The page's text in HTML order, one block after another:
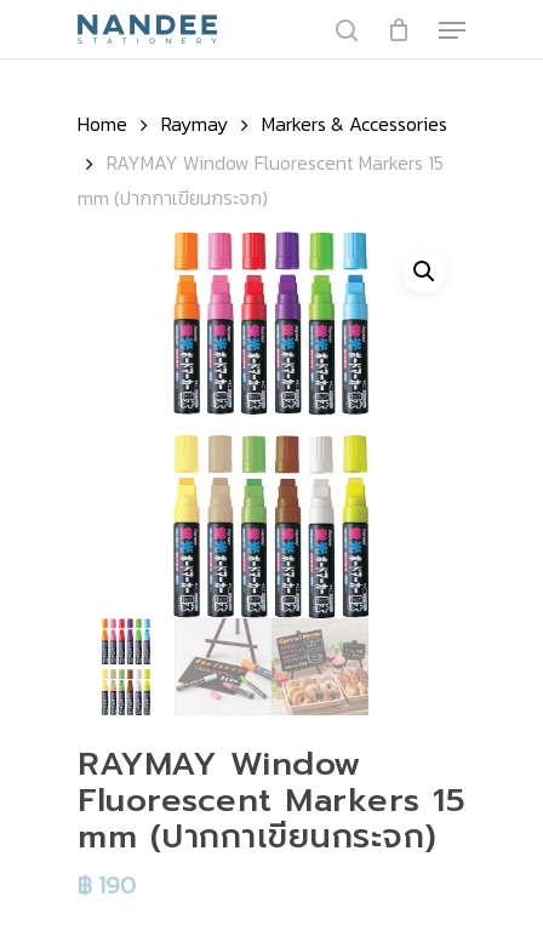
Menu
Home Raymay
Markers & Accessories
RAYMAY Window Fluorescent Markers 15
mm (ปากกาเขียนกระจก)
RAYMAY Window
Fluorescent Markers 15
mm (ปากกาเขียนกระจก)
฿ 190